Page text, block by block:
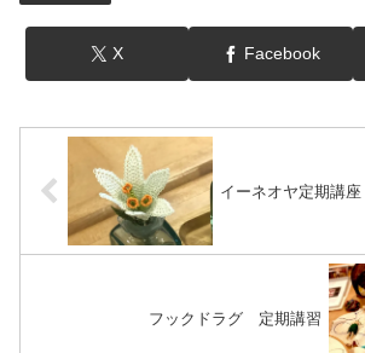
X Facebook
フックドラグ 定期講習